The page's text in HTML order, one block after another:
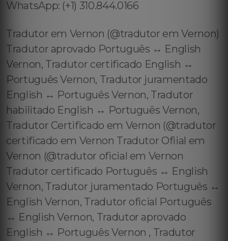
WhatsApp: (+1) 310.844.0166
Tradutor em Vernon (@tradutor em Vernon)
Tradutor aprovado Português ↔️ English
Vernon, Tradutor certificado English ↔️
Português Vernon, Tradutor juramentado
English ↔️ Português Vernon, Tradutor
habilitado English ↔️ Português Vernon,
Tradutor Certificado em Vernon (@tradutor
certificado em Vernon Tradutor Ofiial em
Vernon (@tradutor oficial em Vernon
Tradutor certificado Português ↔️ English
Vernon, Tradutor juramentado Português ↔️
English Vernon, Tradutor oficial Português
↔️ English Vernon, Tradutor aprovado
English ↔️ Português Vernon , Tradutor